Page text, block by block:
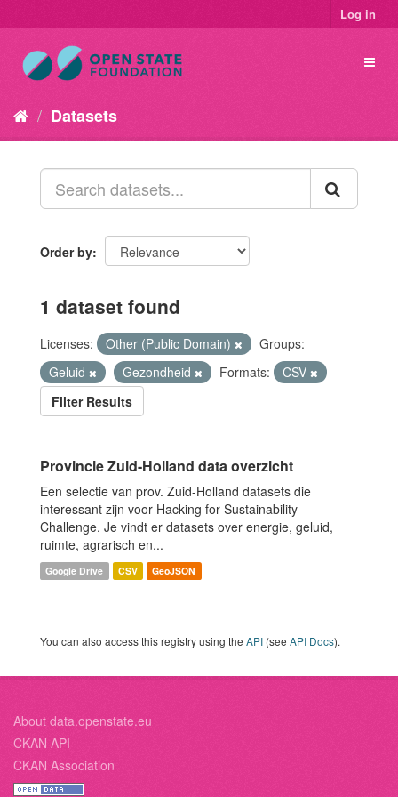
Log in
Datasets
Order by
1 dataset found
Licenses: Other (Public Domain)
Groups:
Geluid
Gezondheid Formats:
CSV
Filter Results
Provincie Zuid-Holland data overzicht
Een selectie van prov. Zuid-Holland datasets die
interessant zijn voor Hacking for Sustainability
Challenge. Je vindt er datasets over energie, geluid,
ruimte, agrarisch en...
Google Drive CSV GeoJSON
You can also access this registry using the API (see API Docs).
About data.openstate.eu
CKAN API
CKAN Association